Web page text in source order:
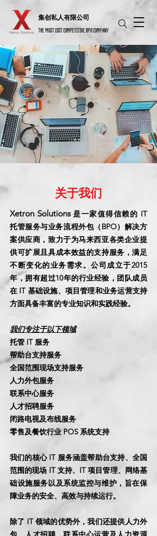
​集创私人有限公司
THE MOST COST COMPETITIVE BPO COMPANY
关于我们
Xetron Solutions是一家值得信赖的 IT
托管服务与业务流程外包（BPO）解决方
案供应商，致力于为马来西亚各类企业提
供可扩展且具成本效益的支持服务，满足
不断变化的业务需求。公司成立于2015
年，拥有超过10年的行业经验，团队成员
在 IT 基础设施、项目管理和业务运营支持
方面具备丰富的专业知识和实践经验。
我们专注于以下领域
托管 IT 服务
帮助台支持服务
全国范围现场支持服务
人力外包服务
联系中心服务
人才招聘服务
闭路电视及布线服务
零售及餐饮行业 POS 系统支持
我们的核心 IT 服务涵盖帮助台支持、全国
范围的现场 IT 支持、IT 项目管理、网络基
础设施服务以及系统监控与维护，旨在保
障业务的安全、高效与持续运行。
除了 IT 领域的优势外，我们还提供人力外